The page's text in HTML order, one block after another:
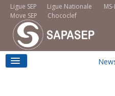
Ligue Nationale
Ligue SEP
Move SEP
Chococlef